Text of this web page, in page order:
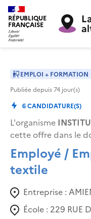
RÉPUBLIQUE
FRANÇAISE
EMPLOI + FORMATION
Publiée depuis74 jour(s)
6CANDIDATURE(S)
L'organisme
cette offre dans le
Employé /
textile
Entreprise :
École : 229 RUE